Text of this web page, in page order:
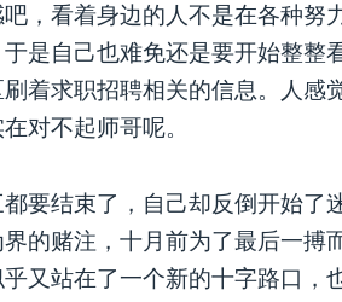
，看着身边的人不是在各种努
于是自己也难免还是要开始整整
着求职招聘相关的信息。人感
对不起师哥呢。
都要结束了，自己却反倒开始了
界的赌注，十月前为了最后一搏
又站在了一个新的十字路口，